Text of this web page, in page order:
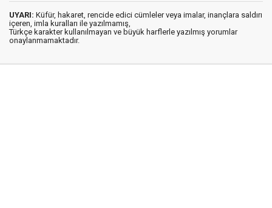
UYARI: Küfür, hakaret, rencide edici cümleler veya imalar, inançlara saldırı
içeren, imla kuralları ile yazılmamış,
Türkçe karakter kullanılmayan ve büyük harflerle yazılmış yorumlar
onaylanmamaktadır.